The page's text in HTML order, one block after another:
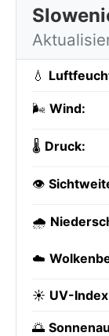
💧
🌬️ Wind:
🌡️ Druck:
👁️
🌧️
☁️
☀️ UV-
🌅